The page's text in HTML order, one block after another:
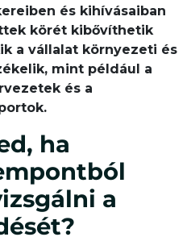
és kihívásaiban
körét kibővíthetik
a vállalat környezeti és
mint például a
és a
ha
a